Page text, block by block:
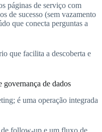
páginas de serviço com
de sucesso (sem vazamento
que conecta perguntas a
que facilita a descoberta e
governança de dados
é uma operação integrada
follow-up e um fluxo de